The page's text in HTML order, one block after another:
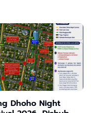
Dhoho Night